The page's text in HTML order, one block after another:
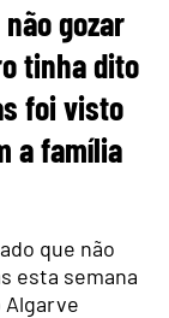
gozar
tinha dito
foi visto
a família
que não
esta semana